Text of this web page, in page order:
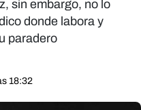
sin embargo, no lo
donde labora y
paradero
18:32